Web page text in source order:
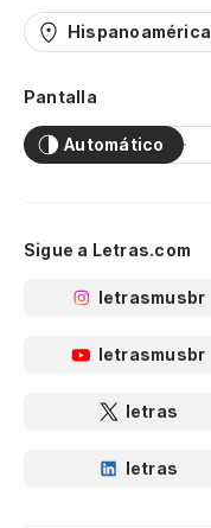
Hispanoamérica
Pantalla
Automático
Sigue a Letras.com
letrasmusbr
letrasmusbr
letras
letras